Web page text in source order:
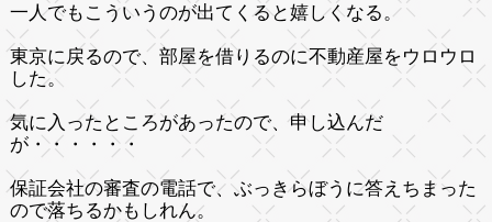
一人でもこういうのが出てくると嬉しくなる。
東京に戻るので、部屋を借りるのに不動産屋をウロウロ
した。
気に入ったところがあったので、申し込んだ
が・・・・・・
保証会社の審査の電話で、ぶっきらぼうに答えちまった
ので落ちるかもしれん。